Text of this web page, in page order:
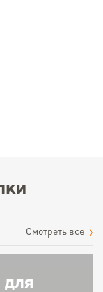
Cмотреть все
для